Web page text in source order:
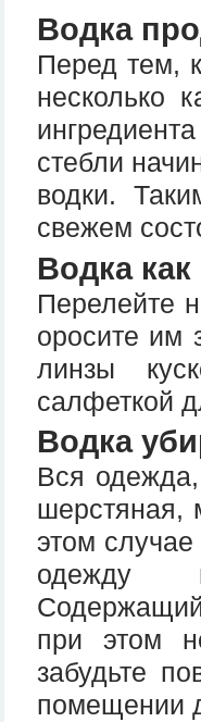
Водка
Перед тем,
несколько
стебли
водки.
свежем
Водка
Перелейте
оросите им
линзы
салфеткой
Водка
Вся
шерстяная,
этом
одежду
при этом
забудьте
помещении